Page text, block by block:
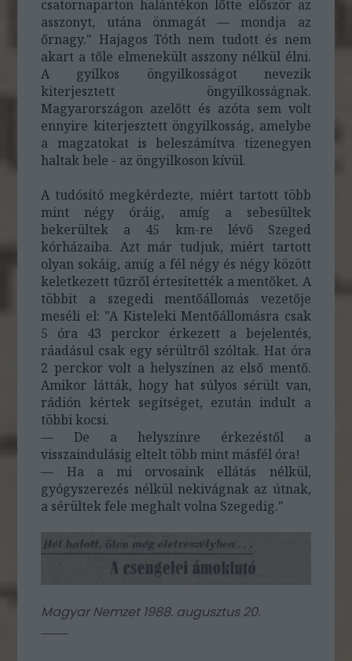
csatornaparton halántékon lőtte először az
asszonyt, utána önmagát — mondja az
őrnagy." Hajagos Tóth nem tudott és nem
akart a tőle elmenekült asszony nélkül élni.
A gyilkos öngyilkosságot nevezik
kiterjesztett öngyilkosságnak.
Magyarországon azelőtt és azóta sem volt
ennyire kiterjesztett öngyilkosság, amelybe
a magzatokat is beleszámítva tizenegyen
haltak bele - az öngyilkoson kívül.
A tudósító megkérdezte, miért tartott több
mint négy óráig, amíg a sebesültek
bekerültek a 45 km-re lévő Szeged
kórházaiba. Azt már tudjuk, miért tartott
olyan sokáig, amíg a fél négy és négy között
keletkezett tűzről értesítették a mentőket. A
többit a szegedi mentőállomás vezetője
meséli el: "A Kisteleki Mentőállomásra csak
5 óra 43 perckor érkezett a bejelentés,
ráadásul csak egy sérültről szóltak. Hat óra
2 perckor volt a helyszínen az első mentő.
Amikor látták, hogy hat súlyos sérült van,
rádión kértek segítséget, ezután indult a
többi kocsi.
— De a helyszínre érkezéstől a
visszaindulásig eltelt több mint másfél óra!
— Ha a mi orvosaink ellátás nélkül,
gyógyszerezés nélkül nekivágnak az útnak,
a sérültek fele meghalt volna Szegedig."
Magyar Nemzet 1988. augusztus 20.